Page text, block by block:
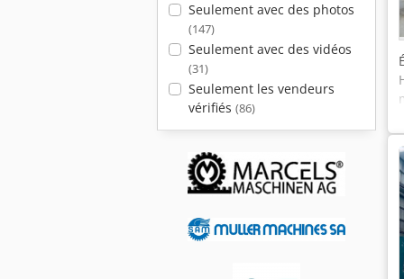
Seulement avec des photos
(147)
Seulement avec des vidéos
(31)
Seulement les vendeurs
vérifiés (86)